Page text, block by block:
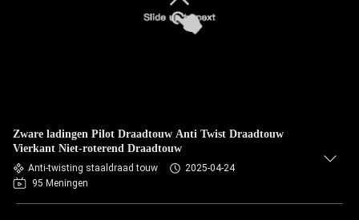
Zware ladingen Pilot Draadtouw Anti Twist Draadtouw
Vierkant Niet-roterend Draadtouw
Anti-twisting staaldraad touw
2025-04-24
95 Meningen